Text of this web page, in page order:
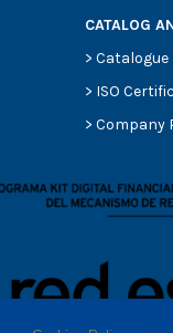
CATALOG
> Catalogue
> ISO
> Company